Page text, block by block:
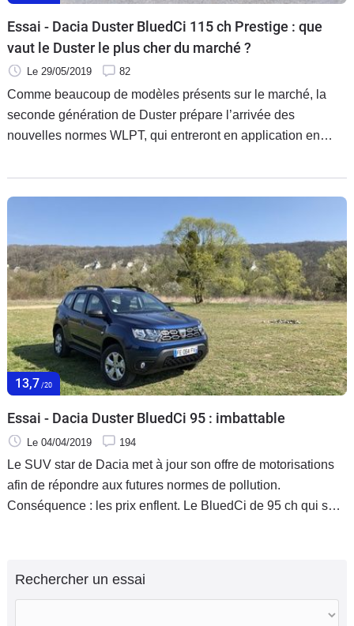
Essai - Dacia Duster BluedCi 115 ch Prestige : que
vaut le Duster le plus cher du marché ?
Le 29/05/2019 82
Comme beaucoup de modèles présents sur le marché, la
seconde génération de Duster prépare l’arrivée des
nouvelles normes WLPT, qui entreront en application en
le BluedCi 95 ch, place maintenant au BluedCi 115 ch.
13,7 /20
Essai - Dacia Duster BluedCi 95 : imbattable
Le 04/04/2019 194
Le SUV star de Dacia met à jour son offre de motorisations
afin de répondre aux futures normes de pollution.
Conséquence : les prix enflent. Le BluedCi de 95 ch qui se
Rechercher un essai